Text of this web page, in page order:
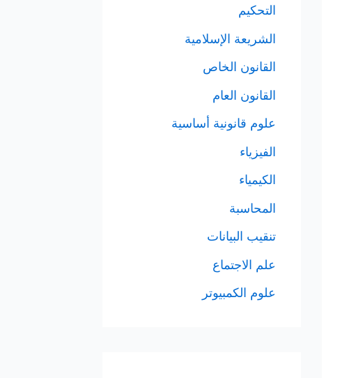
التحكيم
الشريعة الإسلامية
القانون الخاص
القانون العام
علوم قانونية أساسية
الفيزياء
الكيمياء
المحاسبة
تنقيب البيانات
علم الاجتماع
علوم الكمبيوتر